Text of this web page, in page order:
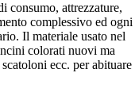
consumo, attrezzature,
complessivo ed ogni
Il materiale usato nel
colorati nuovi ma
ecc. per abituare